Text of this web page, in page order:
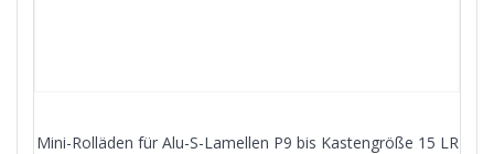
Mini-Rolläden für Alu-S-Lamellen P9 bis Kastengröße 15 LR